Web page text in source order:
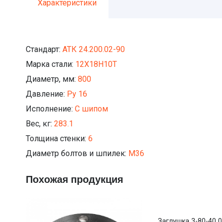
Характеристики
Стандарт: АТК 24.200.02-90
Марка стали: 12Х18Н10Т
Диаметр, мм: 800
Давление: Ру 16
Исполнение: С шипом
Вес, кг: 283.1
Толщина стенки: 6
Диаметр болтов и шпилек: М36
Похожая продукция